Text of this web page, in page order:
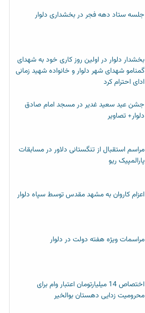
جلسه ستاد دهه فجر در بخشداری دلوار
بخشدار دلوار در اولین روز کاری خود به شهدای
گمنامو شهدای شهر دلوار و خانواده شهید زمانی
ادای احترام کرد
جشن عید سعید غدیر در مسجد امام صادق
دلوار+ تصاویر
مراسم استقبال از تنگستانی دلاور در مسابقات
پارالمپیک ریو
اعزام کاروان به مشهد مقدس توسط سپاه دلوار
مراسمات ویژه هفته دولت در دلوار
اختصاص 14 میلیارتومان اعتبار وام برای
محرومیت زدایی دهستان بوالخیر